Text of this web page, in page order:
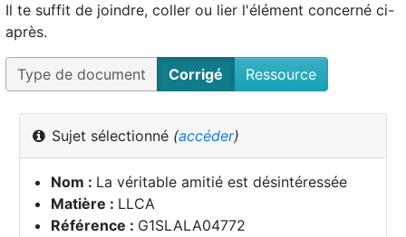
Il te suffit de joindre, coller ou lier l'élément concerné ci-
après.
Type de document Corrigé Ressource
Sujet sélectionné (accéder)
Nom : La véritable amitié est désintéressée
Matière : LLCA
Référence : G1SLALA04772